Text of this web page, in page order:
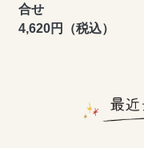
合せ
4,620円（税込）